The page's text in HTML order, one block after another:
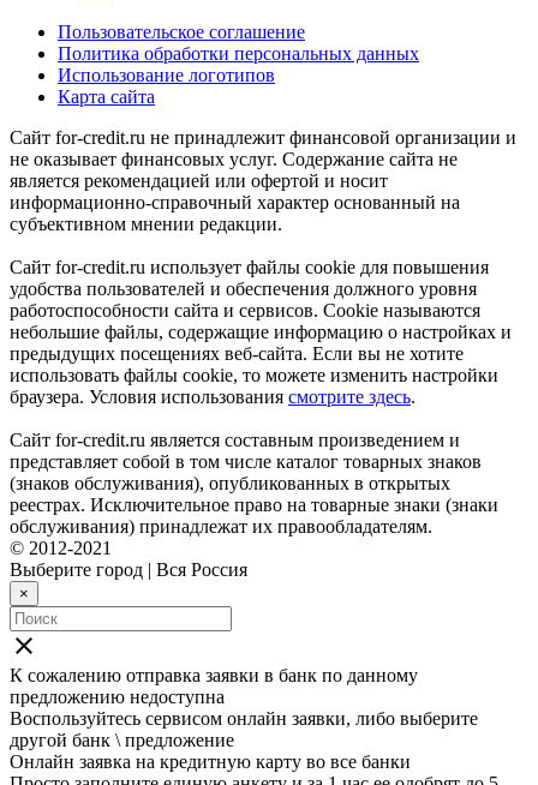
Пользовательское соглашение
Политика обработки персональных данных
Использование логотипов
Карта сайта
Сайт for-credit.ru не принадлежит финансовой организации и
не оказывает финансовых услуг. Содержание сайта не
является рекомендацией или офертой и носит
информационно-справочный характер основанный на
субъективном мнении редакции.
Сайт for-credit.ru использует файлы cookie для повышения
удобства пользователей и обеспечения должного уровня
работоспособности сайта и сервисов. Cookie называются
небольшие файлы, содержащие информацию о настройках и
предыдущих посещениях веб-сайта. Если вы не хотите
использовать файлы cookie, то можете изменить настройки
браузера. Условия использования смотрите здесь.
Сайт for-credit.ru является составным произведением и
представляет собой в том числе каталог товарных знаков
(знаков обслуживания), опубликованных в открытых
реестрах. Исключительное право на товарные знаки (знаки
обслуживания) принадлежат их правообладателям.
© 2012-2021
Выберите город | Вся Россия
×
close
К сожалению отправка заявки в банк по данному
предложению недоступна
Воспользуйтесь сервисом онлайн заявки, либо выберите
другой банк \ предложение
Онлайн заявка на кредитную карту во все банки